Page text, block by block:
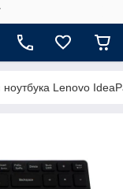
ноутбука Lenovo